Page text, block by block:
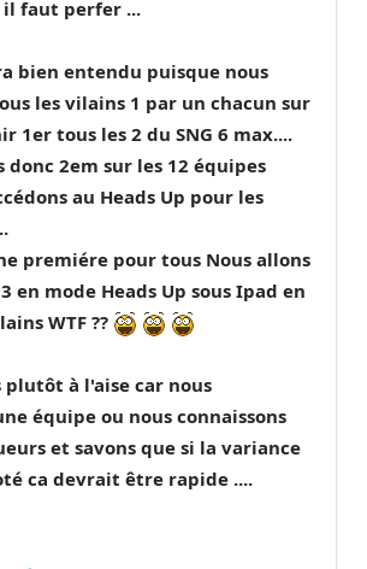
il faut perfer ...
bien entendu puisque nous
les vilains 1 par un chacun sur
1er tous les 2 du SNG 6 max....
donc 2em sur les 12 équipes
au Heads Up pour les
premiére pour tous Nous allons
en mode Heads Up sous Ipad en
WTF ??
plutôt à l'aise car nous
équipe ou nous connaissons
et savons que si la variance
ca devrait être rapide ....